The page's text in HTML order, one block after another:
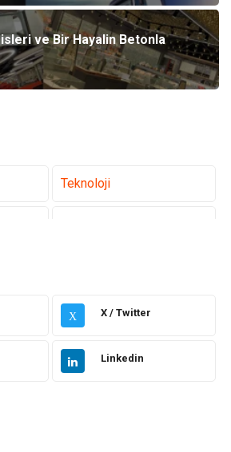
ve Bir Hayalin Betonla
Teknoloji
Elektrik & Elektronik
Hukuk
X X / Twitter
Linkedin